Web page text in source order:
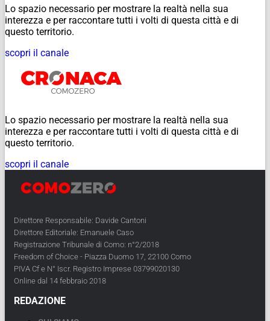
Lo spazio necessario per mostrare la realtà nella sua
interezza e per raccontare tutti i volti di questa città e di
questo territorio.
scopri il canale
Lo spazio necessario per mostrare la realtà nella sua
interezza e per raccontare tutti i volti di questa città e di
questo territorio.
scopri il canale
Direttore Responsabile: Davide Cantoni
Direttore Editoriale: Emanuele Caso
Registrazione Tribunale di Como: n°2/2018
Freedom of Choice - Piazza Duomo 17, 22100 Como
PIVA Cf e N° Iscr. Registro Imprese 03799020130
Online dal 14 febbraio 2018
REDAZIONE